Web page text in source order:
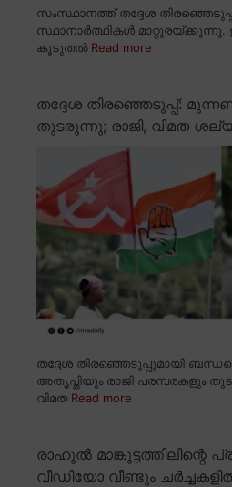
സംസ്ഥാനത്ത് തദ്ദേശ
സ്ഥാനാർത്ഥികൾ മാറ്റുരയ്ക്കുന്നു.
കൂടുതൽ Read more
തദ്ദേശ തിരഞ്ഞെടുപ്പ്:
തുടരുന്നു; രാജി, വിമത
തദ്ദേശ തിരഞ്ഞെടുപ്പുമായി
അതൃപ്തിയും രാജി പരമ്പരകളും
വിമത Read more
രാഹുൽ മാങ്കൂട്ടത്തിലിന്റെ
വീഡിയോ വീണ്ടും